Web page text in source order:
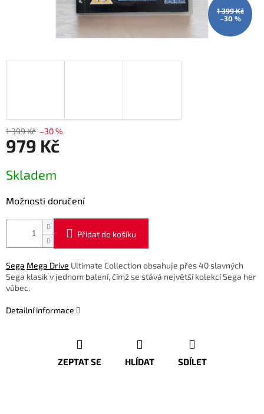
1 399 Kč
–30 %
1 399 Kč –30 %
979 Kč
cena:
Skladem
Možnosti doručení
Přidat do košíku
Sega Mega Drive Ultimate Collection obsahuje přes 40 slavných
Sega klasik v jednom balení, čímž se stává největší kolekcí Sega her
vůbec.
Detailní informace
ZEPTAT SE HLÍDAT SDÍLET